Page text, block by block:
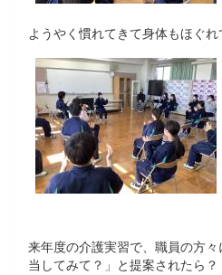
ようやく慣れてきて身体もほぐれ
来年度の介護実習で、職員の方
当してみて？」と提案されたら？